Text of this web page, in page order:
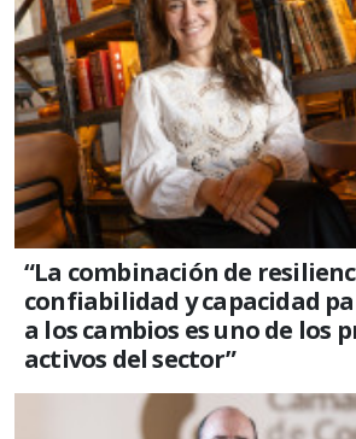
“La combinación de
confiabilidad y capacidad
a los cambios es uno de los
activos del sector”